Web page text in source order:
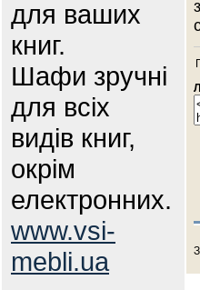
для ваших
книг.
Шафи зручні
для всіх
видів книг,
окрім
електронних.
www.vsi-
mebli.ua